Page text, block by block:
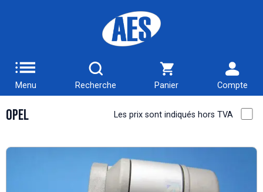
Menu Recherche Panier Compte
OPEL Les prix sont indiqués hors TVA